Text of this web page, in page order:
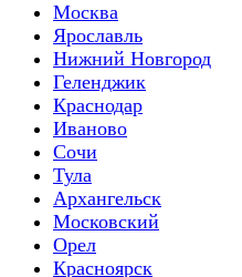
Москва
Ярославль
Нижний Новгород
Геленджик
Краснодар
Иваново
Сочи
Тула
Архангельск
Московский
Орел
Красноярск